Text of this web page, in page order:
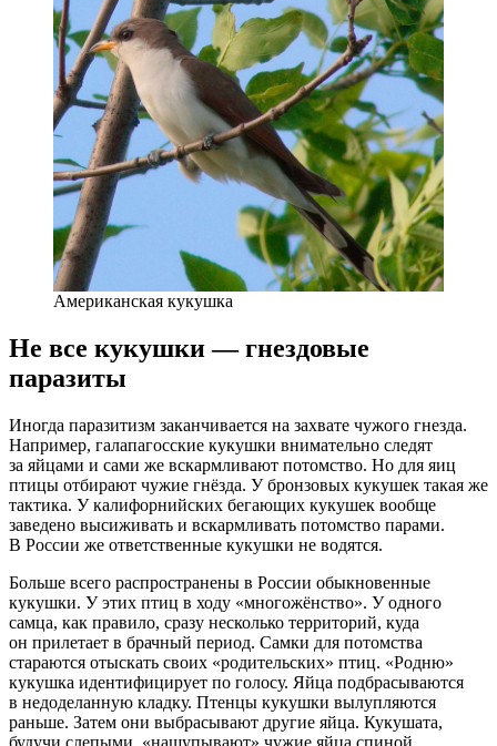
Американская кукушка
Не все кукушки —гнездовые
паразиты
Иногда паразитизм заканчивается на захвате чужого гнезда.
Например, галапагосские кукушки внимательно следят
за яйцами и сами же вскармливают потомство. Но для яиц
птицы отбирают чужие гнёзда. У бронзовых кукушек такая же
тактика. У калифорнийских бегающих кукушек вообще
заведено высиживать и вскармливать потомство парами.
В России же ответственные кукушки не водятся.
Больше всего распространены в России обыкновенные
кукушки. У этих птиц в ходу «многожёнство». У одного
самца, как правило, сразу несколько территорий, куда
он прилетает в брачный период. Самки для потомства
стараются отыскать своих «родительских» птиц. «Родню»
кукушка идентифицирует по голосу. Яйца подбрасываются
в недоделанную кладку. Птенцы кукушки вылупляются
раньше. Затем они выбрасывают другие яйца. Кукушата,
будучи слепыми, «нащупывают» чужие яйца спиной